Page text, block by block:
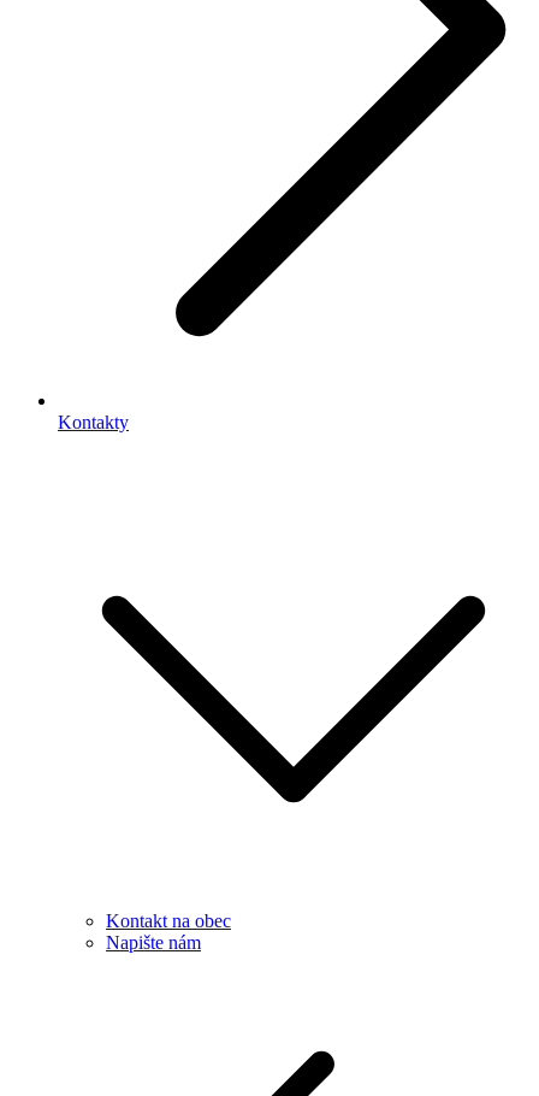
Kontakty
Kontakt na obec
Napište nám